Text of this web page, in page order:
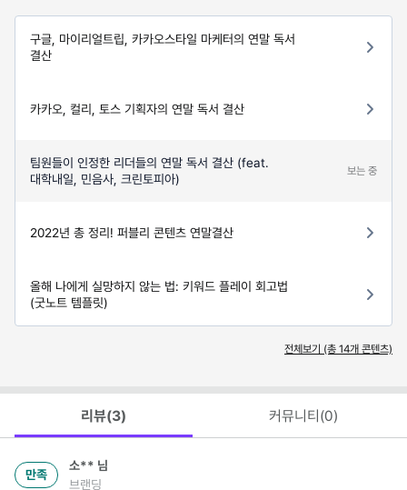
구글, 마이리얼트립, 카카오스타일 마케터의 연말 독서
결산
카카오, 컬리, 토스 기획자의 연말 독서 결산
팀원들이 인정한 리더들의 연말 독서 결산 (feat.
대학내일, 민음사, 크린토피아)
보는 중
2022년 총 정리! 퍼블리 콘텐츠 연말결산
올해 나에게 실망하지 않는 법: 키워드 플레이 회고법
(굿노트 템플릿)
전체보기 (총 14개 콘텐츠)
리뷰(3) 커뮤니티(0)
만족
소** 님
브랜딩